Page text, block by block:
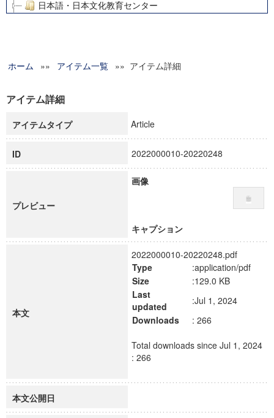
日本語・日本文化教育センター
グローバルリサーチインスティテュート
科学研究費補助金研究成果報告書
慶應義塾大学グローバルCOEプログラム市民社会ガバナンス
慶應義塾大学グローバルCOEプログラム論理と感性の先端的
博士課程教育リーディングプログラム「超成熟社会発展のサ
学術雑誌掲載論文等(8)
ホーム »» アイテム一覧 »» アイテム詳細
アイテム詳細
アイテムタイプ Article
ID 2022000010-20220248
プレビュー
画像
キャプション
本文
2022000010-20220248.pdf
Type
:application/pdf
Size
:129.0 KB
Last
updated
:Jul 1, 2024
Downloads
: 266
Total downloads since Jul 1, 2024
: 266
本文公開日